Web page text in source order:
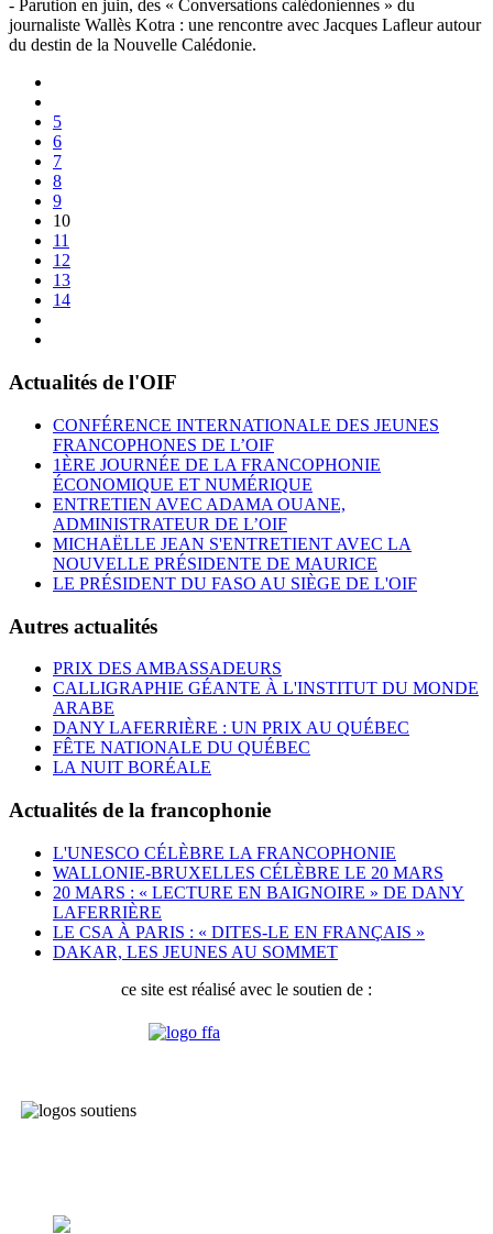
- Parution en juin, des « Conversations calédoniennes » du
journaliste Wallès Kotra : une rencontre avec Jacques Lafleur autour
du destin de la Nouvelle Calédonie.
5
6
7
8
9
10
11
12
13
14
Actualités de l'OIF
CONFÉRENCE INTERNATIONALE DES JEUNES
FRANCOPHONES DE L’OIF
1ÈRE JOURNÉE DE LA FRANCOPHONIE
ÉCONOMIQUE ET NUMÉRIQUE
ENTRETIEN AVEC ADAMA OUANE,
ADMINISTRATEUR DE L’OIF
MICHAËLLE JEAN S'ENTRETIENT AVEC LA
NOUVELLE PRÉSIDENTE DE MAURICE
LE PRÉSIDENT DU FASO AU SIÈGE DE L'OIF
Autres actualités
PRIX DES AMBASSADEURS
CALLIGRAPHIE GÉANTE À L'INSTITUT DU MONDE
ARABE
DANY LAFERRIÈRE : UN PRIX AU QUÉBEC
FÊTE NATIONALE DU QUÉBEC
LA NUIT BORÉALE
Actualités de la francophonie
L'UNESCO CÉLÈBRE LA FRANCOPHONIE
WALLONIE-BRUXELLES CÉLÈBRE LE 20 MARS
20 MARS : « LECTURE EN BAIGNOIRE » DE DANY
LAFERRIÈRE
LE CSA À PARIS : « DITES-LE EN FRANÇAIS »
DAKAR, LES JEUNES AU SOMMET
ce site est réalisé avec le soutien de :